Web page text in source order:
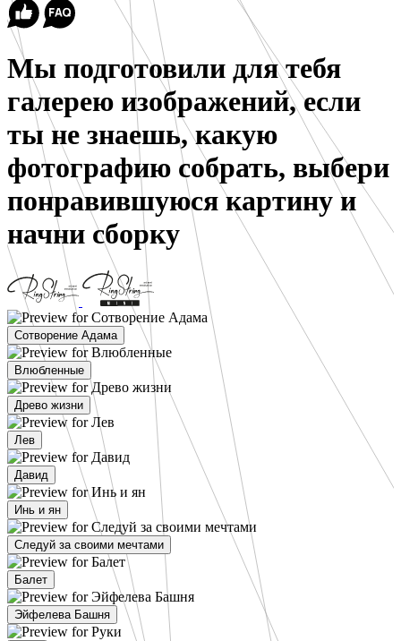
Мы подготовили для тебя
галерею изображений, если
ты не знаешь, какую
фотографию собрать, выбери
понравившуюся картину и
начни сборку
Сотворение Адама
Влюбленные
Древо жизни
Лев
Давид
Инь и ян
Следуй за своими мечтами
Балет
Эйфелева Башня